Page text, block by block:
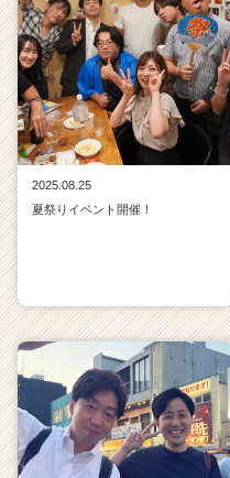
2025.08.25
夏祭りイベント開催！